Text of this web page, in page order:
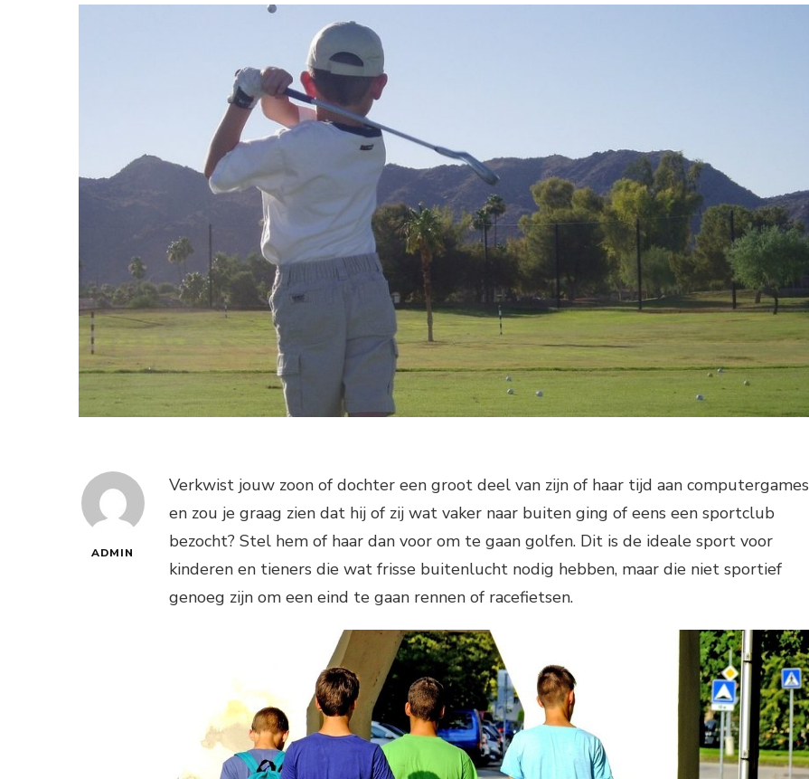
ADMIN
Verkwist jouw zoon of dochter een groot deel van zijn of haar tijd aan computergames
en zou je graag zien dat hij of zij wat vaker naar buiten ging of eens een sportclub
bezocht? Stel hem of haar dan voor om te gaan golfen. Dit is de ideale sport voor
kinderen en tieners die wat frisse buitenlucht nodig hebben, maar die niet sportief
genoeg zijn om een eind te gaan rennen of racefietsen.